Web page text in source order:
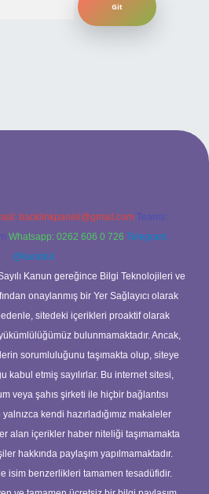
backlinkpaneli@gmail.com Teams:
Whatsapp: 0262 606 0 726 Telegram:
@karabul
Kanun gereğince Bilgi Teknolojileri ve
onaylanmış bir Yer Sağlayıcı olarak
sitedeki içerikleri proaktif olarak
bulunmamaktadır. Ancak,
sorumluluğunu taşımakta olup, siteye
kabul etmiş sayılırlar. Bu internet sitesi,
veya şahıs şirketi ile hiçbir bağlantısı
kendi hazırladığımız makaleler
alan içerikler haber niteliği taşımamakta
hakkında paylaşım yapılmamaktadır.
isim benzerlikleri tamamen tesadüfidir.